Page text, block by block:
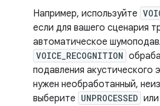
Например, используйте
если для вашего сценария
автоматическое
VOICE_RECOGNITION
подавления акустического
нужен необработанный,
выберите UNPROCESSED или